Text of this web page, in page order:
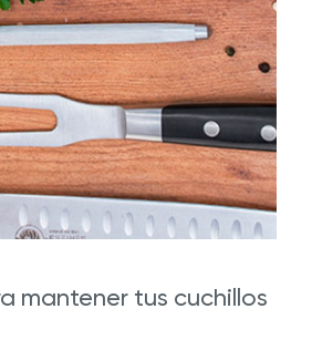
mantener tus cuchillos